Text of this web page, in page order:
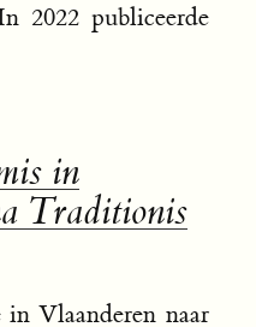
2022 publiceerde
in
Traditionis
Vlaanderen naar